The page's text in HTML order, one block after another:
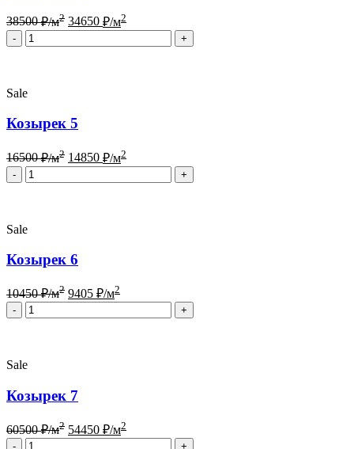
38500₽/м2 34650 ₽/м2
Quantity
Sale
Козырек 5
16500₽/м2 14850 ₽/м2
Quantity
Sale
Козырек 6
10450₽/м2 9405 ₽/м2
Quantity
Sale
Козырек 7
60500₽/м2 54450 ₽/м2
Quantity